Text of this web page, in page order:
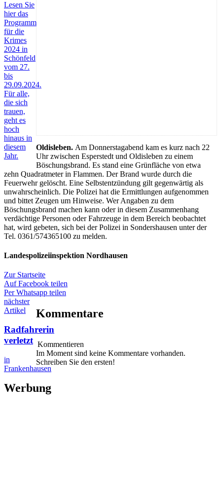
Lesen Sie
hier das
Programm
für die
Krimes
2024 in
Schönfeld
vom 27.
bis
29.09.2024.
Für alle,
die sich
trauen,
geht es
hoch
hinaus in
diesem
Jahr.
Oldisleben. Am Donnerstagabend kam es kurz nach 22
Uhr zwischen Esperstedt und Oldisleben zu einem
Böschungsbrand. Es stand eine Grünfläche von etwa
zehn Quadratmeter in Flammen. Der Brand wurde durch die
Feuerwehr gelöscht. Eine Selbstentzündung gilt gegenwärtig als
unwahrscheinlich. Die Polizei hat die Ermittlungen aufgenommen
und bittet Zeugen um Hinweise. Wer Angaben zu dem
Böschungsbrand machen kann oder in diesem Zusammenhang
verdächtige Personen oder Fahrzeuge in dem Bereich beobachtet
hat, wird gebeten, sich bei der Polizei in Sondershausen unter der
Tel. 0361/574365100 zu melden.
Landespolizeiinspektion Nordhausen
Zur Startseite
Auf Facebook teilen
Per Whatsapp teilen
nächster
Artikel
Radfahrerin
verletzt
in
Frankenhausen
Kommentare
Kommentieren
Im Moment sind keine Kommentare vorhanden.
Schreiben Sie den ersten!
Werbung